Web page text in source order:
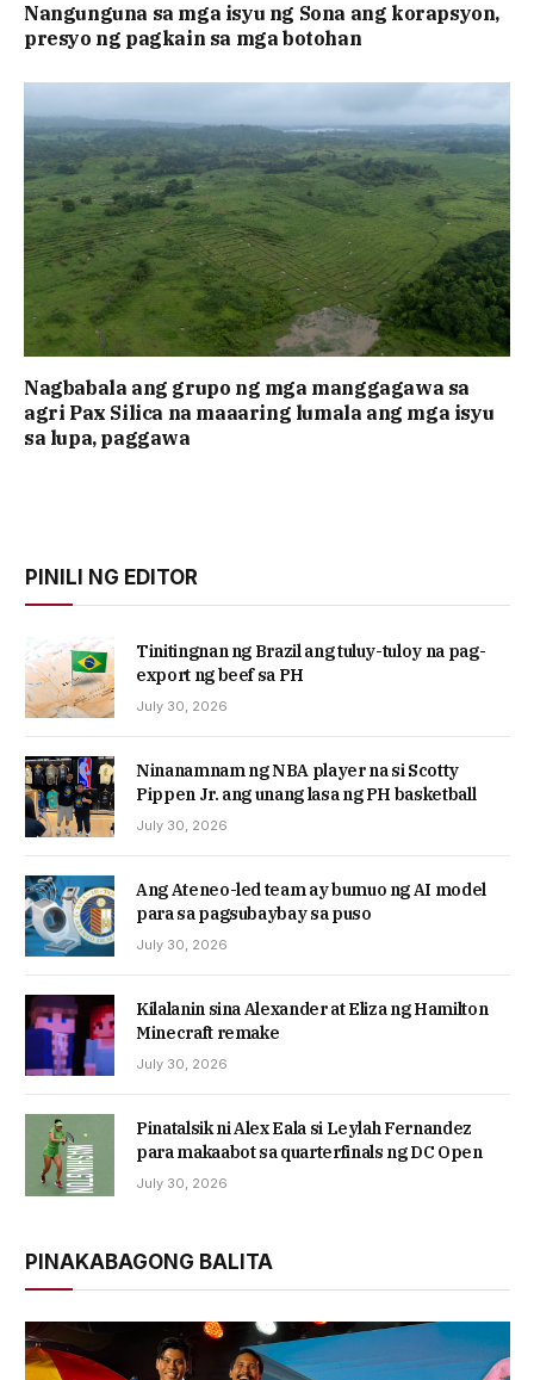
Nangunguna sa mga isyu ng Sona ang korapsyon,
presyo ng pagkain sa mga botohan
Nagbabala ang grupo ng mga manggagawa sa
agri Pax Silica na maaaring lumala ang mga isyu
sa lupa, paggawa
PINILI NG EDITOR
Tinitingnan ng Brazil ang tuluy-tuloy na pag-
export ng beef sa PH
July 30, 2026
Ninanamnam ng NBA player na si Scotty
Pippen Jr. ang unang lasa ng PH basketball
July 30, 2026
Ang Ateneo-led team ay bumuo ng AI model
para sa pagsubaybay sa puso
July 30, 2026
Kilalanin sina Alexander at Eliza ng Hamilton
Minecraft remake
July 30, 2026
Pinatalsik ni Alex Eala si Leylah Fernandez
para makaabot sa quarterfinals ng DC Open
July 30, 2026
PINAKABAGONG BALITA